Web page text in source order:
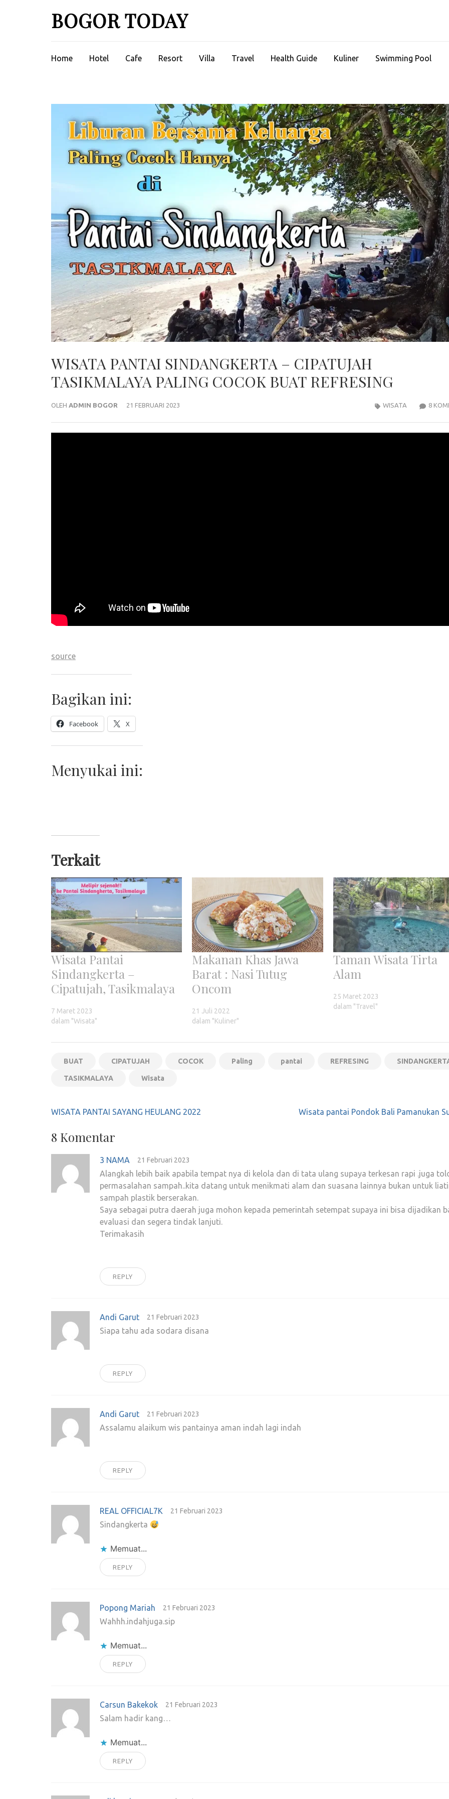
BOGOR TODAY
Home Hotel Cafe Resort Villa Travel Health Guide Kuliner Swimming Pool
WISATA PANTAI SINDANGKERTA – CIPATUJAH
TASIKMALAYA PALING COCOK BUAT REFRESING
OLEH ADMIN BOGOR 21 FEBRUARI 2023 8
WISATA
source
Bagikan ini:
Facebook X
Menyukai ini:
Terkait
Wisata Pantai
Sindangkerta –
Cipatujah, Tasikmalaya
7 Maret 2023
dalam "Wisata"
Makanan Khas Jawa
Barat : Nasi Tutug
Oncom
21 Juli 2022
dalam "Kuliner"
Taman Wisata Tirta
Alam
25 Maret 2023
dalam "Travel"
BUAT CIPATUJAH COCOK Paling pantai REFRESING
TASIKMALAYA Wisata
Navigasi
WISATA PANTAI SAYANG HEULANG 2022 Wisata pantai Pondok Bali Pamanukan
8 Komentar
3 NAMA 21 Februari 2023
Alangkah lebih baik apabila tempat nya di kelola dan di tata ulang supaya terkesan rapi .juga
permasalahan sampah..kita datang untuk menikmati alam dan suasana lainnya bukan untuk
sampah plastik berserakan.
Saya sebagai putra daerah juga mohon kepada pemerintah setempat supaya ini bisa dijadikan
evaluasi dan segera tindak lanjuti.
Terimakasih
REPLY
Andi Garut 21 Februari 2023
Siapa tahu ada sodara disana
REPLY
Andi Garut 21 Februari 2023
Assalamu alaikum wis pantainya aman indah lagi indah
REPLY
REAL OFFICIAL7K 21 Februari 2023
Sindangkerta
Memuat...
REPLY
Popong Mariah 21 Februari 2023
Wahhh.indahjuga.sip
Memuat...
REPLY
Carsun Bakekok 21 Februari 2023
Salam hadir kang…
Memuat...
REPLY